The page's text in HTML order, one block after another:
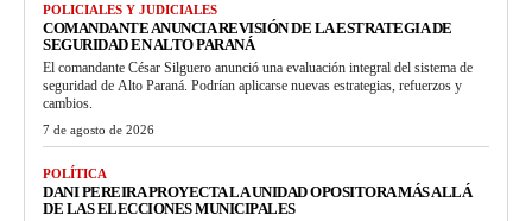
POLICIALES Y JUDICIALES
COMANDANTE ANUNCIA REVISIÓN DE LA ESTRATEGIA DE
SEGURIDAD EN ALTO PARANÁ
El comandante César Silguero anunció una evaluación integral del sistema de
seguridad de Alto Paraná. Podrían aplicarse nuevas estrategias, refuerzos y
cambios.
7 de agosto de 2026
POLÍTICA
DANI PEREIRA PROYECTA LA UNIDAD OPOSITORA MÁS ALLÁ
DE LAS ELECCIONES MUNICIPALES